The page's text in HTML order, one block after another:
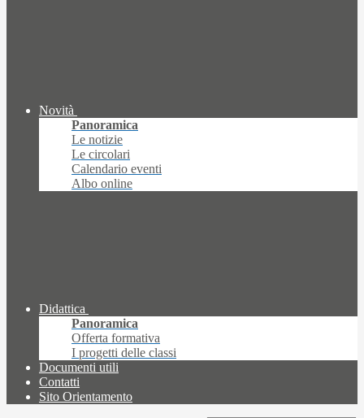
Novità
Panoramica
Le notizie
Le circolari
Calendario eventi
Albo online
Didattica
Panoramica
Offerta formativa
I progetti delle classi
Documenti utili
Contatti
Sito Orientamento